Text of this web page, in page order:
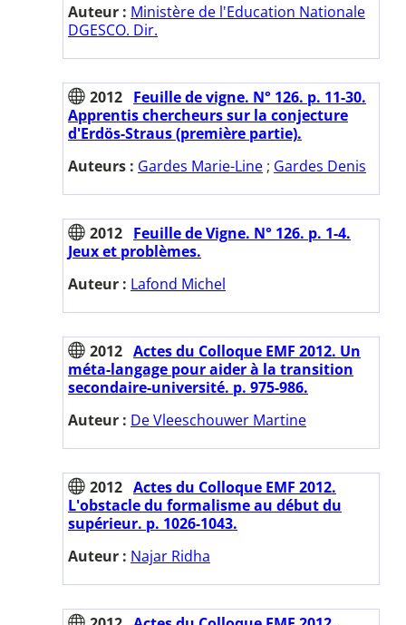
Auteur : Ministère de l'Education Nationale
DGESCO. Dir.
2012 Feuille de vigne. N° 126. p. 11-30.
Apprentis chercheurs sur la conjecture
d'Erdös-Straus (première partie).
Auteurs : Gardes Marie-Line ; Gardes Denis
2012 Feuille de Vigne. N° 126. p. 1-4.
Jeux et problèmes.
Auteur : Lafond Michel
2012 Actes du Colloque EMF 2012. Un
méta-langage pour aider à la transition
secondaire-université. p. 975-986.
Auteur : De Vleeschouwer Martine
2012 Actes du Colloque EMF 2012.
L'obstacle du formalisme au début du
supérieur. p. 1026-1043.
Auteur : Najar Ridha